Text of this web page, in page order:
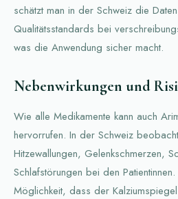
schätzt man in der Schweiz die
Qualitätsstandards bei
was die Anwendung sicher macht.
Nebenwirkungen und
Wie alle Medikamente kann auch
hervorrufen. In der Schweiz
Hitzewallungen, Gelenkschmerzen,
Schlafstörungen bei den
Möglichkeit, dass der